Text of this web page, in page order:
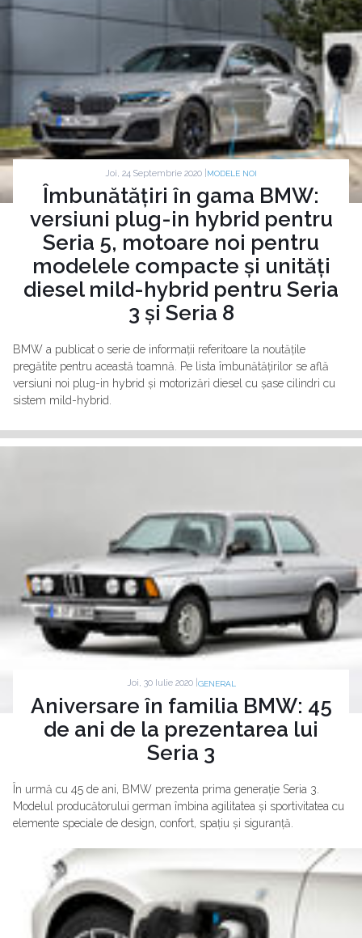
Joi, 24 Septembrie 2020 | MODELE NOI
Îmbunătățiri în gama BMW:
versiuni plug-in hybrid pentru
Seria 5, motoare noi pentru
modelele compacte și unități
diesel mild-hybrid pentru Seria
3 și Seria 8
BMW a publicat o serie de informații referitoare la noutățile
pregătite pentru această toamnă. Pe lista îmbunătățirilor se află
versiuni noi plug-in hybrid și motorizări diesel cu șase cilindri cu
sistem mild-hybrid.
Joi, 30 Iulie 2020 | GENERAL
Aniversare în familia BMW: 45
de ani de la prezentarea lui
Seria 3
În urmă cu 45 de ani, BMW prezenta prima generație Seria 3.
Modelul producătorului german îmbina agilitatea și sportivitatea cu
elemente speciale de design, confort, spațiu și siguranță.